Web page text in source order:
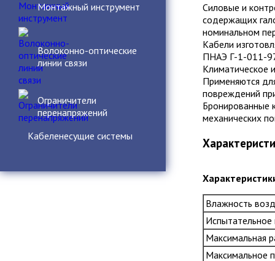
Монтажный инструмент
Волоконно-оптические
линии связи
Ограничители
перенапряжений
Кабеленесущие системы
Силовые и
содержащих
номинальном
Кабели
ПНАЭ Г-1-011-
Климатическое
Применяются
повреждений
Бронированные
механических
Влажность
Максимальная
Максимальное